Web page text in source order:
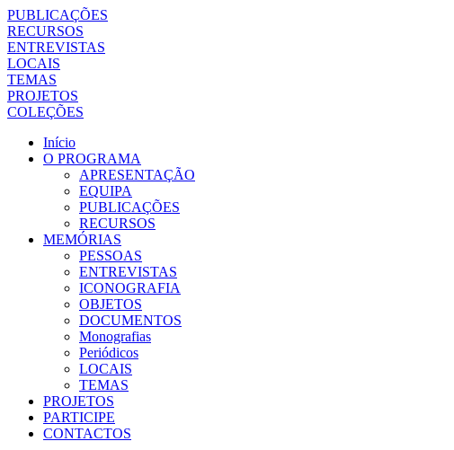
PUBLICAÇÕES
RECURSOS
ENTREVISTAS
LOCAIS
TEMAS
PROJETOS
COLEÇÕES
Início
O PROGRAMA
APRESENTAÇÃO
EQUIPA
PUBLICAÇÕES
RECURSOS
MEMÓRIAS
PESSOAS
ENTREVISTAS
ICONOGRAFIA
OBJETOS
DOCUMENTOS
Monografias
Periódicos
LOCAIS
TEMAS
PROJETOS
PARTICIPE
CONTACTOS